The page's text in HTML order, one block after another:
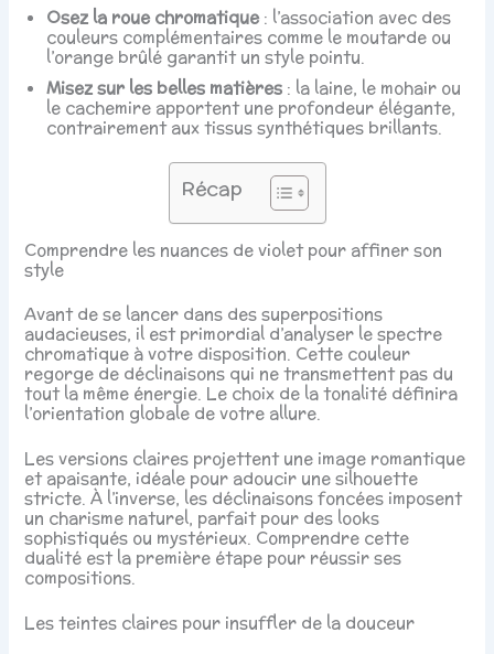
Osez la roue chromatique: l’association avec des
couleurs complémentaires comme le moutarde ou
l’orange brûlé garantit un style pointu.
Misez sur les belles matières : la laine, le mohair ou
le cachemire apportent une profondeur élégante,
contrairement aux tissus synthétiques brillants.
Récap
Comprendre les nuances de violet pour affiner son
style
Avant de se lancer dans des superpositions
audacieuses, il est primordial d’analyser le spectre
chromatique à votre disposition. Cette couleur
regorge de déclinaisons qui ne transmettent pas du
tout la même énergie. Le choix de la tonalité définira
l’orientation globale de votre allure.
Les versions claires projettent une image romantique
et apaisante, idéale pour adoucir une silhouette
stricte. À l’inverse, les déclinaisons foncées imposent
un charisme naturel, parfait pour des looks
sophistiqués ou mystérieux. Comprendre cette
dualité est la première étape pour réussir ses
compositions.
Les teintes claires pour insuffler de la douceur